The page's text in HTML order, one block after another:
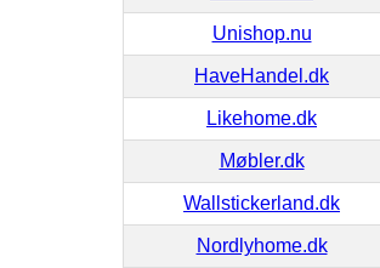
Unishop.nu
HaveHandel.dk
Likehome.dk
Møbler.dk
Wallstickerland.dk
Nordlyhome.dk